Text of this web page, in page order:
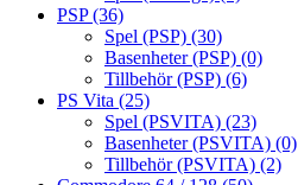
PSP(36)
Spel (PSP) (30)
Basenheter (PSP) (0)
Tillbehör (PSP) (6)
PS Vita (25)
Spel (PSVITA) (23)
Basenheter (PSVITA) (0)
Tillbehör (PSVITA) (2)